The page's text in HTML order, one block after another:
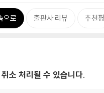
으로 출판사 리뷰 추천평
소 처리될 수 있습니다.